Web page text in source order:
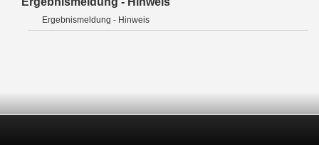
Ergebnismeldung - Hinweis